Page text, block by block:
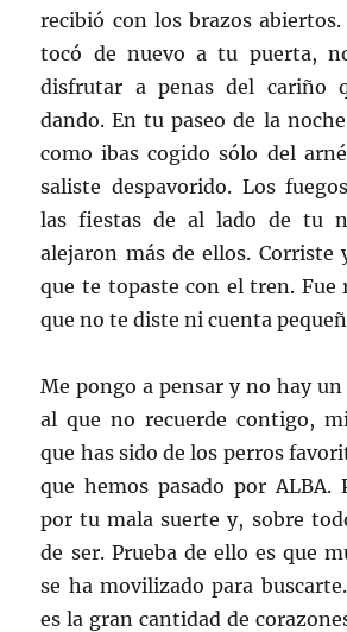
recibió con los brazos
tocó de nuevo a tu puerta,
disfrutar a penas del cariño
dando. En tu paseo de la
como ibas cogido sólo del
saliste despavorido. Los
las fiestas de al lado de tu
alejaron más de ellos. Corriste
que te topaste con el tren. Fue
que no te diste ni cuenta
Me pongo a pensar y no hay
al que no recuerde contigo,
que has sido de los perros
que hemos pasado por
por tu mala suerte y, sobre
de ser. Prueba de ello es que
se ha movilizado para
es la gran cantidad de